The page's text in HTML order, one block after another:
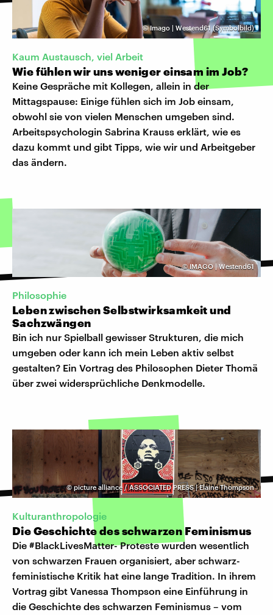
©Imago | Westend61 (Symbolbild)
Kaum Austausch, viel Arbeit
Wie fühlen wir uns weniger einsam im Job?
Keine Gespräche mit Kollegen, allein in der
Mittagspause: Einige fühlen sich im Job einsam,
obwohl sie von vielen Menschen umgeben sind.
Arbeitspsychologin Sabrina Krauss erklärt, wie es
dazu kommt und gibt Tipps, wie wir und Arbeitgeber
das ändern.
©IMAGO | Westend61
Philosophie
Leben zwischen Selbstwirksamkeit und
Sachzwängen
Bin ich nur Spielball gewisser Strukturen, die mich
umgeben oder kann ich mein Leben aktiv selbst
gestalten? Ein Vortrag des Philosophen Dieter Thomä
über zwei widersprüchliche Denkmodelle.
©picture alliance / ASSOCIATED PRESS | Elaine Thompson
Kulturanthropologie
Die Geschichte des schwarzen Feminismus
Die #BlackLivesMatter- Proteste wurden wesentlich
von schwarzen Frauen organisiert, aber schwarz-
feministische Kritik hat eine lange Tradition. In ihrem
Vortrag gibt Vanessa Thompson eine Einführung in
die Geschichte des schwarzen Feminismus – vom